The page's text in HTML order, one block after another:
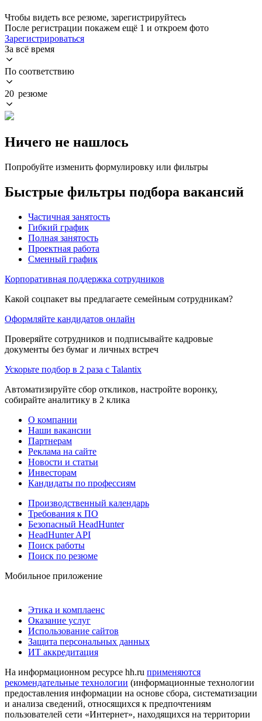
Чтобы видеть все резюме, зарегистрируйтесь
После регистрации покажем ещё 1 и откроем фото
Зарегистрироваться
За всё время
По соответствию
20 резюме
Ничего не нашлось
Попробуйте изменить формулировку или фильтры
Быстрые фильтры подбора вакансий
Частичная занятость
Гибкий график
Полная занятость
Проектная работа
Сменный график
Корпоративная поддержка сотрудников
Какой соцпакет вы предлагаете семейным сотрудникам?
Оформляйте кандидатов онлайн
Проверяйте сотрудников и подписывайте кадровые
документы без бумаг и личных встреч
Ускорьте подбор в 2 раза с Talantix
Автоматизируйте сбор откликов, настройте воронку,
собирайте аналитику в 2 клика
О компании
Наши вакансии
Партнерам
Реклама на сайте
Новости и статьи
Инвесторам
Кандидаты по профессиям
Производственный календарь
Требования к ПО
Безопасный HeadHunter
HeadHunter API
Поиск работы
Поиск по резюме
Мобильное приложение
Этика и комплаенс
Оказание услуг
Использование сайтов
Защита персональных данных
ИТ аккредитация
На информационном ресурсе hh.ru применяются
рекомендательные технологии (информационные технологии
предоставления информации на основе сбора, систематизации
и анализа сведений, относящихся к предпочтениям
пользователей сети «Интернет», находящихся на территории